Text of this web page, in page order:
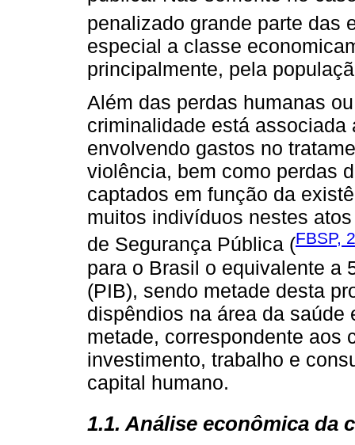
penalizado grande parte das
especial a classe
principalmente, pela
Além das perdas humanas
criminalidade está
envolvendo gastos no
violência, bem como perdas
captados em função da
muitos indivíduos nestes
de Segurança Pública (FBSP,
para o Brasil o equivalente a
(PIB), sendo metade desta
dispêndios na área da
metade, correspondente aos
investimento, trabalho e
capital humano.
1.1. Análise econômica da